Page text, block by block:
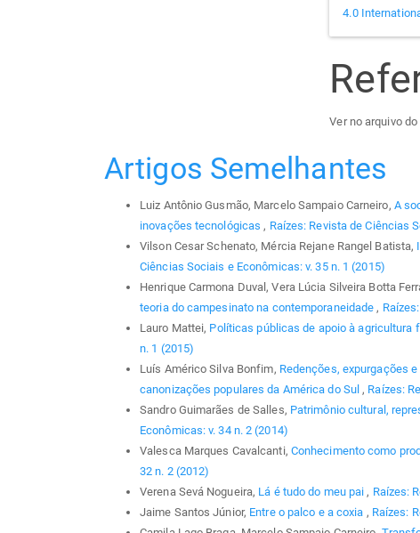
4.0
Ver no arquivo do
Artigos Semelhantes
Luiz Antônio Gusmão, Marcelo Sampaio Carneiro, A
inovações tecnológicas, Raízes: Revista de Ciências
Vilson Cesar Schenato, Mércia Rejane Rangel Batista,
Ciências Sociais e Econômicas: v. 35 n. 1 (2015)
Henrique Carmona Duval, Vera Lúcia Silveira Botta
teoria do campesinato na contemporaneidade,
Lauro Mattei, Políticas públicas de apoio à agricultura
n. 1 (2015)
Luís Américo Silva Bonfim, Redenções, expurgações
canonizações populares da América do Sul, Raízes:
Sandro Guimarães de Salles, Patrimônio cultural,
Econômicas: v. 34 n. 2 (2014)
Valesca Marques Cavalcanti, Conhecimento como
32 n. 2 (2012)
Verena Sevá Nogueira, Lá é tudo do meu pai, Raízes:
Jaime Santos Júnior, Entre o palco e a coxia , Raízes: